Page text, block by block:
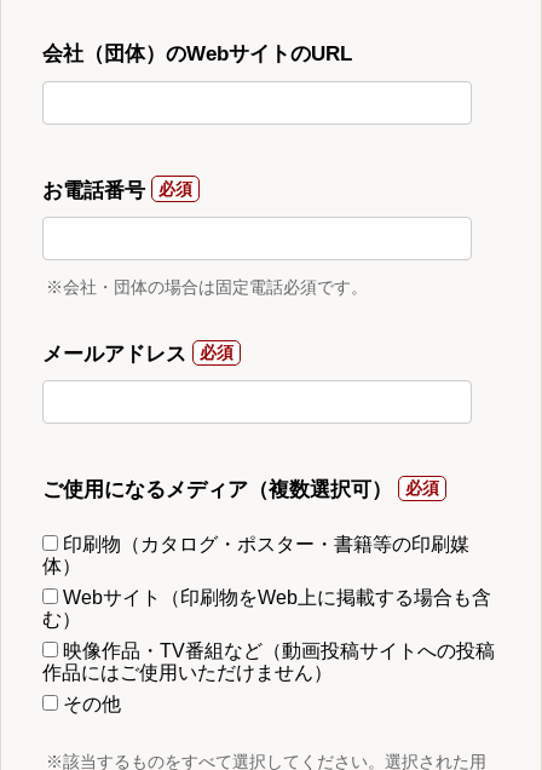
会社（団体）のWebサイトのURL
お電話番号
※会社・団体の場合は固定電話必須です。
メールアドレス
ご使用になるメディア（複数選択可）
印刷物（カタログ・ポスター・書籍等の印刷媒
体）
Webサイト（印刷物をWeb上に掲載する場合も含
む）
映像作品・TV番組など（動画投稿サイトへの投稿
作品にはご使用いただけません）
その他
※該当するものをすべて選択してください。選択された用